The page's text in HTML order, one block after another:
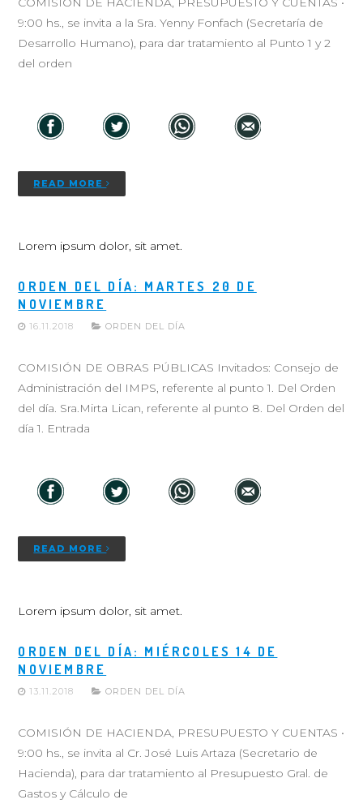
9:00 hs., se invita a la Sra. Yenny Fonfach (Secretaría de
Desarrollo Humano), para dar tratamiento al Punto 1 y 2
del orden
READ MORE
Lorem ipsum dolor, sit amet.
ORDEN DEL DÍA: MARTES 20 DE
NOVIEMBRE
16.11.2018 ORDEN DEL DÍA
COMISIÓN DE OBRAS PÚBLICAS Invitados: Consejo de
Administración del IMPS, referente al punto 1. Del Orden
del día. Sra.Mirta Lican, referente al punto 8. Del Orden del
día 1. Entrada
READ MORE
Lorem ipsum dolor, sit amet.
ORDEN DEL DÍA: MIÉRCOLES 14 DE
NOVIEMBRE
13.11.2018 ORDEN DEL DÍA
COMISIÓN DE HACIENDA, PRESUPUESTO Y CUENTAS •
9:00 hs., se invita al Cr. José Luis Artaza (Secretario de
Hacienda), para dar tratamiento al Presupuesto Gral. de
Gastos y Cálculo de